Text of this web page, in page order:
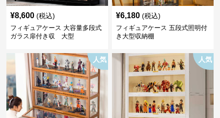
¥8,600 (税込)
フィギュアケース 大容量多段式
ガラス扉付き収 大型
¥6,180 (税込)
フィギュアケース 五段式照明付
き大型収納棚
人気 人気